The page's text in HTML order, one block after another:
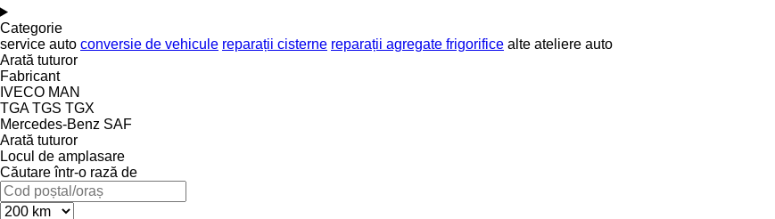
Categorie
service auto conversie de vehicule reparații cisterne reparații agregate frigorifice alte ateliere auto
Arată tuturor
Fabricant
IVECO MAN
TGA TGS TGX
Mercedes-Benz SAF
Arată tuturor
Locul de amplasare
Căutare într-o rază de